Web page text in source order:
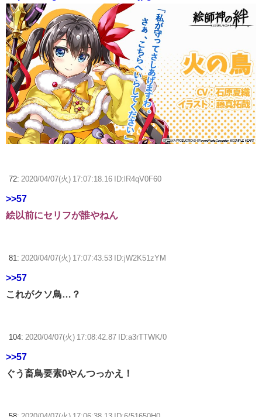
72: 2020/04/07(火) 17:07:18.16 ID:lR4qV0F60
>>57
絵以前にセリフが誰やねん
81: 2020/04/07(火) 17:07:43.53 ID:jW2K51zYM
>>57
これがクソ鳥…？
104: 2020/04/07(火) 17:08:42.87 ID:a3rTTWK/0
>>57
ぐう畜鳥要素0やんつっかえ！